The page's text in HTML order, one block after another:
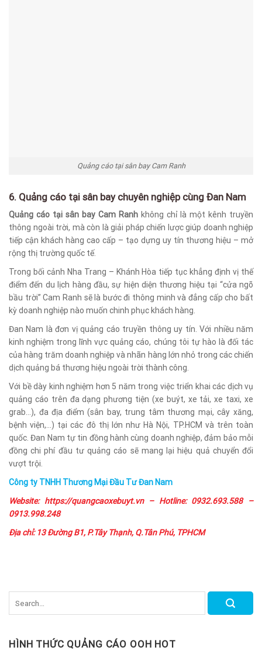
Quảng cáo tại sân bay Cam Ranh
6. Quảng cáo tại sân bay chuyên nghiệp cùng Đan Nam
Quảng cáo tại sân bay Cam Ranh không chỉ là một kênh truyền
thông ngoài trời, mà còn là giải pháp chiến lược giúp doanh nghiệp
tiếp cận khách hàng cao cấp – tạo dựng uy tín thương hiệu – mở
rộng thị trường quốc tế.
Trong bối cảnh Nha Trang – Khánh Hòa tiếp tục khẳng định vị thế
điểm đến du lịch hàng đầu, sự hiện diện thương hiệu tại “cửa ngõ
bầu trời” Cam Ranh sẽ là bước đi thông minh và đẳng cấp cho bất
kỳ doanh nghiệp nào muốn chinh phục khách hàng.
Đan Nam là đơn vị quảng cáo truyền thông uy tín. Với nhiều năm
kinh nghiệm trong lĩnh vực quảng cáo, chúng tôi tự hào là đối tác
của hàng trăm doanh nghiệp và nhãn hàng lớn nhỏ trong các chiến
dịch quảng bá thương hiệu ngoài trời thành công.
Với bề dày kinh nghiệm hơn 5 năm trong việc triển khai các dịch vụ
quảng cáo trên đa dạng phương tiện (xe buýt, xe tải, xe taxi, xe
grab…), đa địa điểm (sân bay, trung tâm thương mại, cây xăng,
bệnh viện,…) tại các đô thị lớn như Hà Nội, TP.HCM và trên toàn
quốc. Đan Nam tự tin đồng hành cùng doanh nghiệp, đảm bảo mỗi
đồng chi phí đầu tư quảng cáo sẽ mang lại hiệu quả chuyển đổi
vượt trội.
Công ty TNHH Thương Mại Đầu Tư Đan Nam
Website: https://quangcaoxebuyt.vn– Hotline: 0932.693.588 –
0913.998.248
Địa chỉ: 13 Đường B1, P.Tây Thạnh, Q.Tân Phú, TPHCM
HÌNH THỨC QUẢNG CÁO OOH HOT